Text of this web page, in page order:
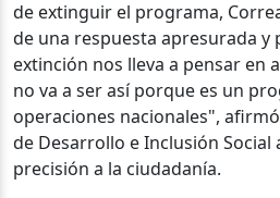
de extinguir el programa,
de una respuesta apresurada y
extinción nos lleva a pensar en
no va a ser así porque es un
operaciones nacionales",
de Desarrollo e Inclusión
precisión a la ciudadanía.